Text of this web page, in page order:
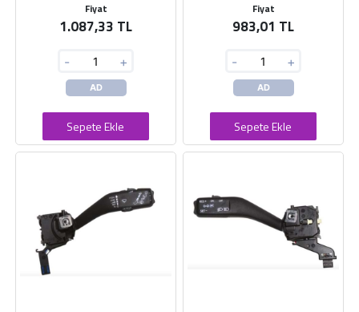
Fiyat
1.087,33 TL
- +
AD
Sepete Ekle
Fiyat
983,01 TL
- +
AD
Sepete Ekle